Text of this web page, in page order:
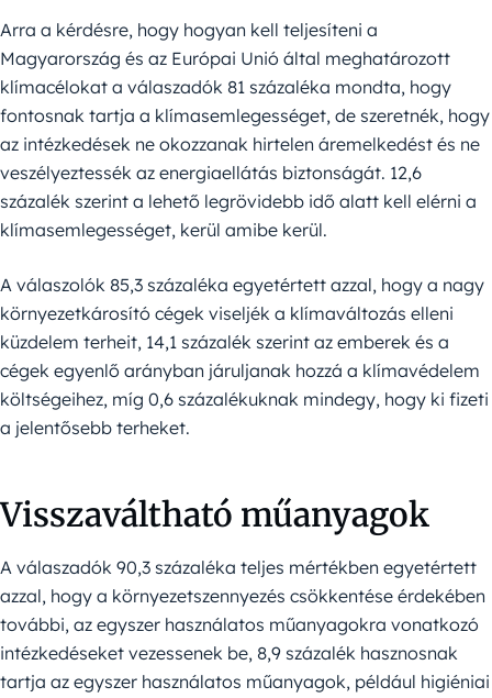
Arra a kérdésre, hogy hogyan kell teljesíteni a
Magyarország és az Európai Unió által meghatározott
klímacélokat a válaszadók 81 százaléka mondta, hogy
fontosnak tartja a klímasemlegességet, de szeretnék, hogy
az intézkedések ne okozzanak hirtelen áremelkedést és ne
veszélyeztessék az energiaellátás biztonságát. 12,6
százalék szerint a lehető legrövidebb idő alatt kell elérni a
klímasemlegességet, kerül amibe kerül.
A válaszolók 85,3 százaléka egyetértett azzal, hogy a nagy
környezetkárosító cégek viseljék a klímaváltozás elleni
küzdelem terheit, 14,1 százalék szerint az emberek és a
cégek egyenlő arányban járuljanak hozzá a klímavédelem
költségeihez, míg 0,6 százalékuknak mindegy, hogy ki fizeti
a jelentősebb terheket.
Visszaváltható műanyagok
A válaszadók 90,3 százaléka teljes mértékben egyetértett
azzal, hogy a környezetszennyezés csökkentése érdekében
további, az egyszer használatos műanyagokra vonatkozó
intézkedéseket vezessenek be, 8,9 százalék hasznosnak
tartja az egyszer használatos műanyagok, például higiéniai